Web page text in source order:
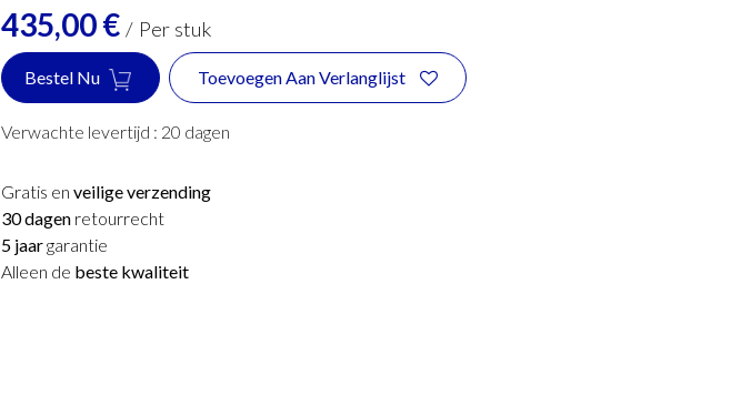
435,00€ / Per stuk
Bestel Nu Toevoegen Aan Verlanglijst
Verwachte levertijd : 20 dagen
Gratis en veilige verzending
30 dagen retourrecht
5 jaargarantie
Alleen de beste kwaliteit